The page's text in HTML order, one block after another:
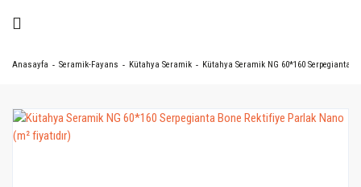
Anasayfa Seramik-Fayans Kütahya Seramik Kütahya Seramik NG 60*160 Serpegianta